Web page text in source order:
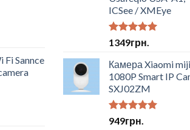
Fi Sannce
ICSee / XMEye
Оцінено в
з 5
1349грн.
Камера Xiaomi
1080P Smart IP
SXJ02ZM
Оцінено в
949грн.